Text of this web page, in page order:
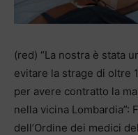
(red) “La nostra è stata
evitare la strage di oltre
per avere contratto la
nella vicina Lombardia”:
dell’Ordine dei medici